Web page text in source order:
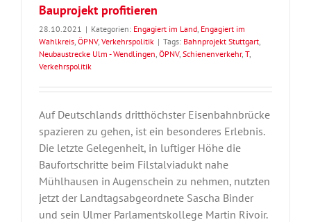
Bauprojekt profitieren
28.10.2021 | Kategorien: Engagiert im Land Engagiert im
Wahlkreis ÖPNV, Verkehrspolitik | Tags: Bahnprojekt Stuttgart
Neubaustrecke Ulm - Wendlingen ÖPNV, Schienenverkehr, T,
Verkehrspolitik
Auf Deutschlands dritthöchster Eisenbahnbrücke
spazieren zu gehen, ist ein besonderes Erlebnis.
Die letzte Gelegenheit, in luftiger Höhe die
Baufortschritte beim Filstalviadukt nahe
Mühlhausen in Augenschein zu nehmen, nutzten
jetzt der Landtagsabgeordnete Sascha Binder
und sein Ulmer Parlamentskollege Martin Rivoir.